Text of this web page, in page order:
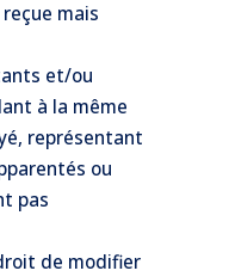
mais
et/ou
à la même
représentant
ou
pas
de modifier